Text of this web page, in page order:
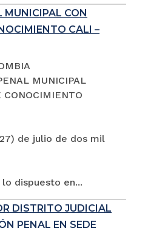
MUNICIPAL CON
CALI –
MUNICIPAL
CONOCIMIENTO
de julio de dos mil
dispuesto en...
DISTRITO JUDICIAL
PENAL EN SEDE